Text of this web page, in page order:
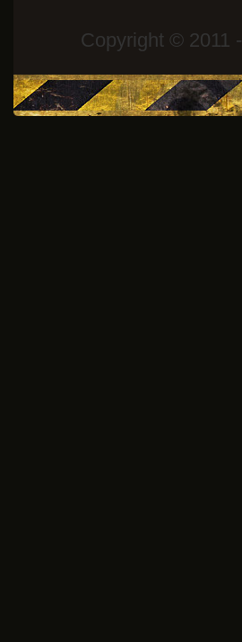
Copyright © 2011 -